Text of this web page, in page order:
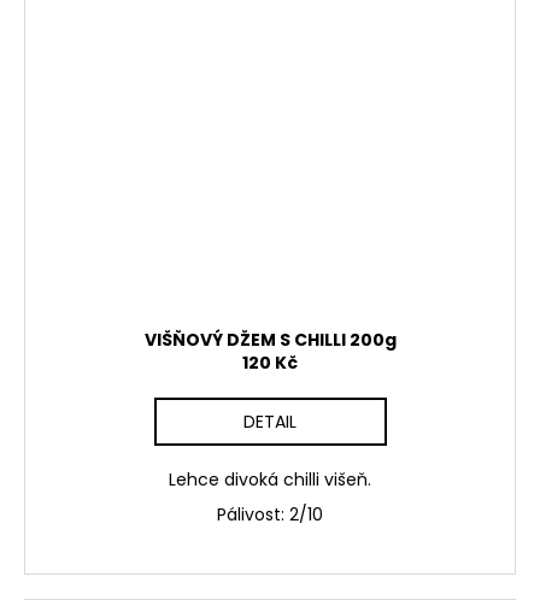
VIŠŇOVÝ DŽEM S CHILLI 200g
120 Kč
DETAIL
Lehce divoká chilli višeň.
Pálivost: 2/10